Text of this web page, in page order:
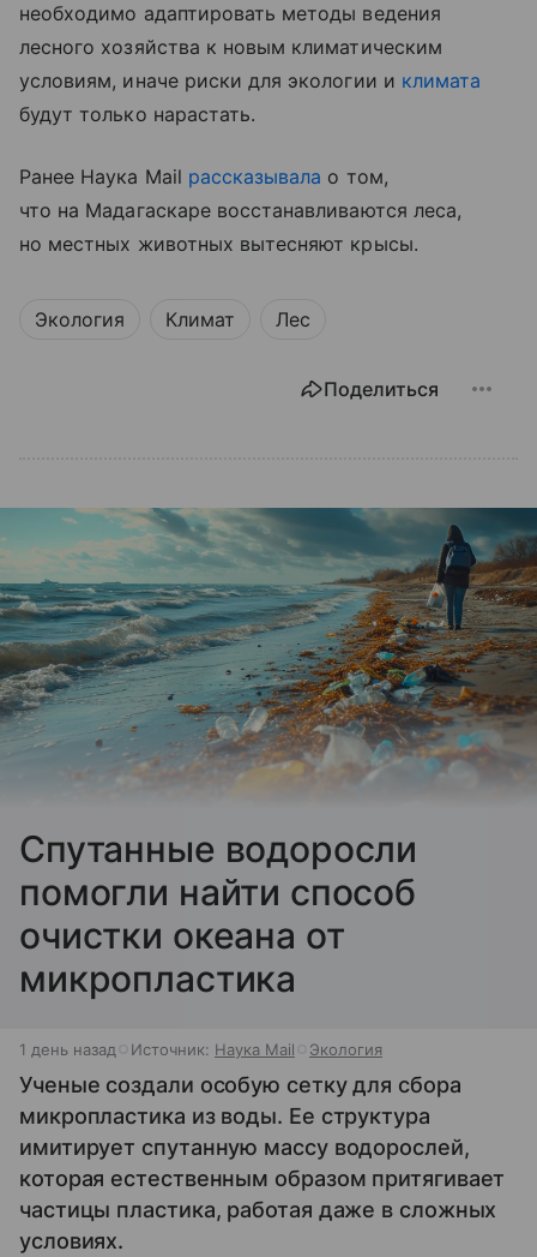
необходимо адаптировать методы ведения
лесного хозяйства к новым климатическим
условиям, иначе риски для экологии и климата
будут только нарастать.
Ранее Наука Mail рассказывала о том,
что на Мадагаскаре восстанавливаются леса,
но местных животных вытесняют крысы.
Экология Климат Лес
Поделиться
Спутанные водоросли
помогли найти способ
очистки океана от
микропластика
1 день назад Источник: Наука Mail Экология
Ученые создали особую сетку для сбора
микропластика из воды. Ее структура
имитирует спутанную массу водорослей,
которая естественным образом притягивает
частицы пластика, работая даже в сложных
условиях.